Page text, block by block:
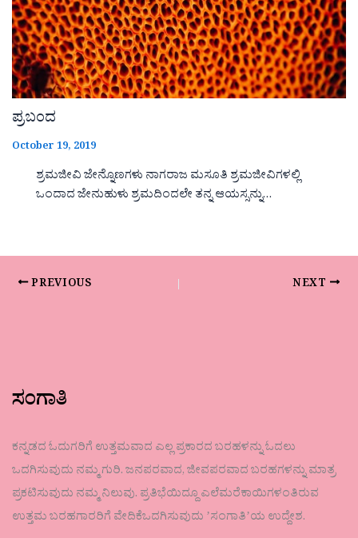
ಪ್ರಬಂದ
October 19, 2019
ಶ್ರಮಜೀವಿ ಜೇನ್ನೊಣಗಳು ನಾಗರಾಜ ಮಸೂತಿ ಶ್ರಮಜೀವಿಗಳಲ್ಲಿ
ಒಂದಾದ ಜೇನುಹುಳು ಶ್ರಮದಿಂದಲೇ ತನ್ನ ಆಯಸ್ಸನ್ನು…
PREVIOUS NEXT
ಸಂಗಾತಿ
ಕನ್ನಡದ ಓದುಗರಿಗೆ ಉತ್ತಮವಾದ ಎಲ್ಲ ಪ್ರಕಾರದ ಬರಹಳನ್ನು ಓದಲು
ಒದಗಿಸುವುದು ನಮ್ಮ ಗುರಿ. ಜನಪರವಾದ, ಜೀವಪರವಾದ ಬರಹಗಳನ್ನು ಮಾತ್ರ
ಪ್ರಕಟಿಸುವುದು ನಮ್ಮ ನಿಲುವು. ಪ್ರತಿಭೆಯಿದ್ದೂ ಎಲೆಮರೆಕಾಯಿಗಳಂತಿರುವ
ಉತ್ತಮ ಬರಹಗಾರರಿಗೆ ವೇದಿಕೆಒದಗಿಸುವುದು ʼಸಂಗಾತಿʼಯ ಉದ್ದೇಶ.